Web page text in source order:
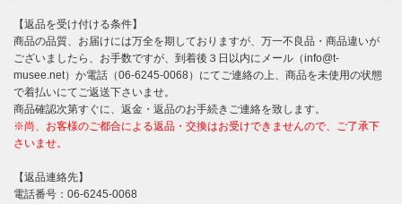
【返品を受け付ける条件】
商品の品質、お届けには万全を期しておりますが、万一不良品・商品違いが
ございましたら、お手数ですが、到着後３日以内にメール（info@t-
musee.net）か電話（06-6245-0068）にてご連絡の上、商品を未使用の状態
で着払いにてご返送下さいませ。
商品確認次第すぐに、返金・返品のお手続きご連絡を致します。
※尚、お客様のご都合による返品・交換はお受けできませんので、ご了承下
さいませ。
【返品連絡先】
電話番号：06-6245-0068